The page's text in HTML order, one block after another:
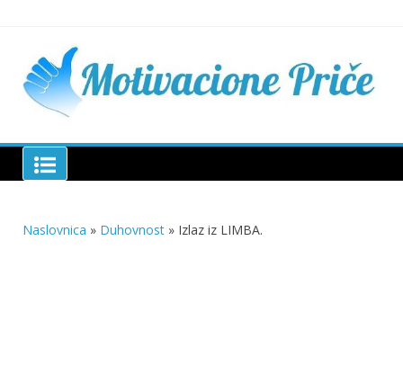
Motivacione Priče
Naslovnica » Duhovnost » Izlaz iz LIMBA.